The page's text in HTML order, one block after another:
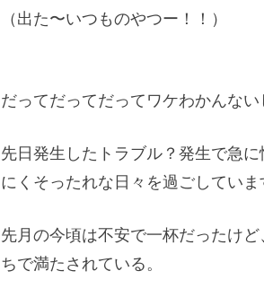
（出た〜いつものやつー！！）
だってだってだってワケわかんない
先日発生したトラブル？発生で急
にくそったれな日々を過ごしていま
先月の今頃は不安で一杯だったけ
ちで満たされている。